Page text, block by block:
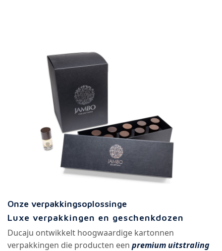
Onze verpakkingsoplossinge
Luxe verpakkingen en geschenkdozen
Ducaju ontwikkelt hoogwaardige kartonnen
verpakkingen die producten een premium uitstraling